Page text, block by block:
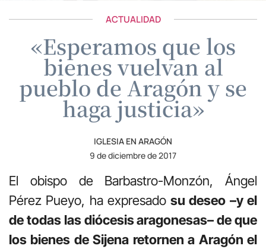
ACTUALIDAD
«Esperamos que los
bienes vuelvan al
pueblo de Aragón y se
haga justicia»
IGLESIA EN ARAGÓN
9 de diciembre de 2017
El obispo de Barbastro-Monzón, Ángel
Pérez Pueyo, ha expresado su deseo –y el
de todas las diócesis aragonesas– de que
los bienes de Sijena retornen a Aragón el